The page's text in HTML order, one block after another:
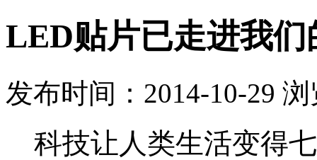
LED贴片已走进我们
发布时间：2014-10-29
科技让人类生活变得